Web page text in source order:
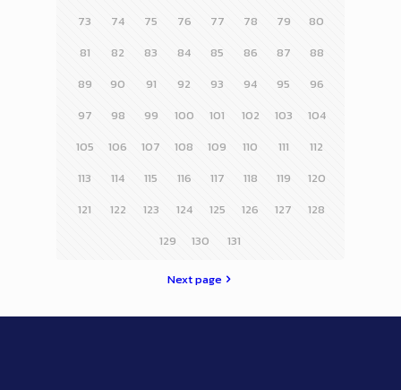
73
74 75 76 77 78 79
80
81
82 83 84 85 86 87
88
89
90 91 92 93 94 95
96
97
98 99 100 101 102 103
104
105
106 107 108 109 110 111
112
113
114 115 116 117 118 119
120
121
122 123 124 125 126 127
128
129
130 131
Next page